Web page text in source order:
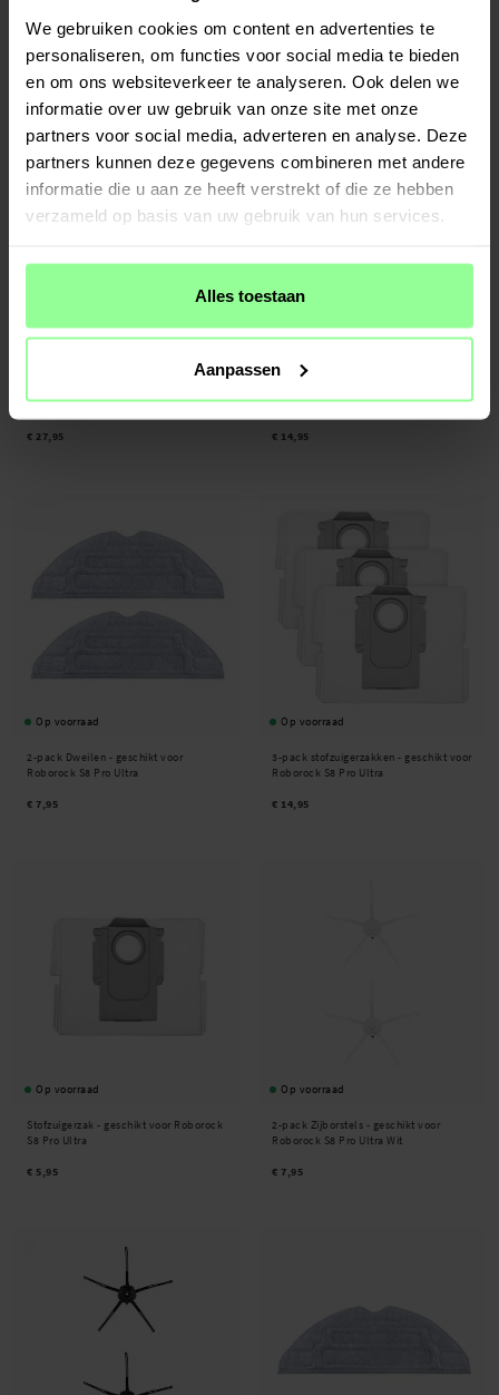
We gebruiken cookies om content en advertenties te
personaliseren, om functies voor social media te bieden
en om ons websiteverkeer te analyseren. Ook delen we
informatie over uw gebruik van onze site met onze
partners voor social media, adverteren en analyse. Deze
partners kunnen deze gegevens combineren met andere
informatie die u aan ze heeft verstrekt of die ze hebben
verzameld op basis van uw gebruik van hun services.
Alles toestaan
Aanpassen
HEPA-filter - geschikt voor Roborock S8
Pro Ultra
€ 5,95
10-pack stofzuigerzakken - geschikt
voor Roborock S8 Pro Ultra
Roborock S8 Pro Ultra
€ 27,95
Roborock S8 Pro Ultra
€ 14,95
Op voorraad
2-pack Dweilen - geschikt voor
Roborock S8 Pro Ultra
€ 7,95
Op voorraad
3-pack stofzuigerzakken - geschikt voor
Roborock S8 Pro Ultra
€ 14,95
Op voorraad
Stofzuigerzak - geschikt voor Roborock
S8 Pro Ultra
€ 5,95
Op voorraad
2-pack Zijborstels - geschikt voor
Roborock S8 Pro Ultra Wit
€ 7,95